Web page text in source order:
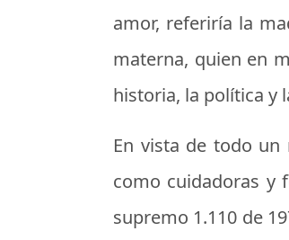
amor, referiría la
materna, quien en
historia, la política y
En vista de todo
como cuidadoras y
supremo 1.110 de